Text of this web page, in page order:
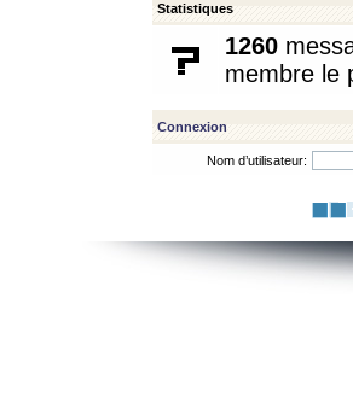
Statistiques
1260
membre le
Connexion
Nom d’utilisateur: